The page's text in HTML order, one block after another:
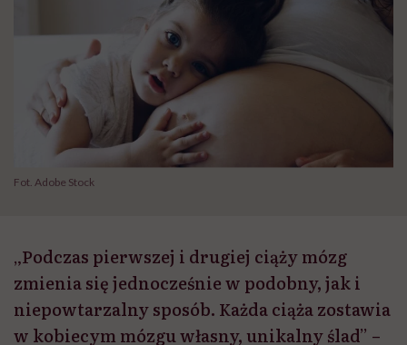
Fot. Adobe Stock
„Podczas pierwszej i drugiej ciąży mózg
zmienia się jednocześnie w podobny, jak i
niepowtarzalny sposób. Każda ciąża zostawia
w kobiecym mózgu własny, unikalny ślad” –